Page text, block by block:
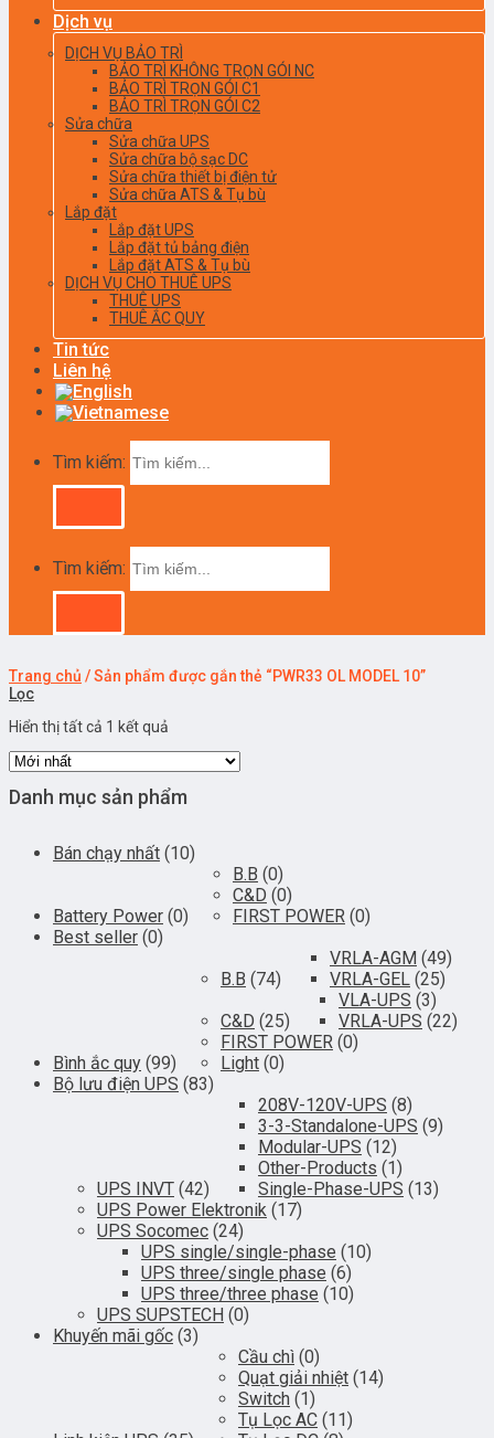
Dịch vụ
DỊCH VỤ BẢO TRÌ
BẢO TRÌ KHÔNG TRỌN GÓI NC
BẢO TRÌ TRỌN GÓI C1
BẢO TRÌ TRỌN GÓI C2
Sửa chữa
Sửa chữa UPS
Sửa chữa bộ sạc DC
Sửa chữa thiết bị điện tử
Sửa chữa ATS & Tụ bù
Lắp đặt
Lắp đặt UPS
Lắp đặt tủ bảng điện
Lắp đặt ATS & Tụ bù
DỊCH VỤ CHO THUÊ UPS
THUÊ UPS
THUÊ ẮC QUY
Tin tức
Liên hệ
Tìm kiếm:
Tìm kiếm:
Trang chủ /Sản phẩm được gắn thẻ “PWR33 OL MODEL 10”
Lọc
Hiển thị tất cả 1 kết quả
Danh mục sản phẩm
Bán chạy nhất (10)
Battery Power (0)
B.B (0)
C&D (0)
FIRST POWER (0)
Best seller (0)
Bình ắc quy (99)
B.B (74)
VRLA-AGM (49)
VRLA-GEL (25)
C&D (25)
VLA-UPS (3)
VRLA-UPS (22)
FIRST POWER (0)
Light (0)
Bộ lưu điện UPS (83)
UPS INVT (42)
208V-120V-UPS (8)
3-3-Standalone-UPS (9)
Modular-UPS (12)
Other-Products (1)
Single-Phase-UPS (13)
UPS Power Elektronik (17)
UPS Socomec (24)
UPS single/single-phase (10)
UPS three/single phase (6)
UPS three/three phase (10)
UPS SUPSTECH (0)
Khuyến mãi gốc (3)
Cầu chì (0)
Quạt giải nhiệt (14)
Switch (1)
Tụ Lọc AC (11)